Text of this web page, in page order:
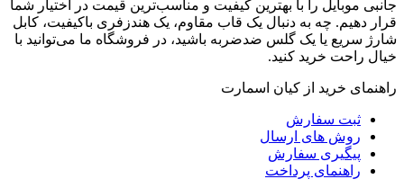
جانبی موبایل را با بهترین کیفیت و مناسب‌ترین قیمت در اختیار شما
قرار دهیم. چه به دنبال یک قاب مقاوم، یک هندزفری باکیفیت، کابل
شارژ سریع یا یک گلس ضدضربه باشید، در فروشگاه ما می‌توانید با
خیال راحت خرید کنید.
راهنمای خرید از کیان اسمارت
ثبت سفارش
روش‌ های ارسال
پیگیری سفارش
راهنمای پرداخت